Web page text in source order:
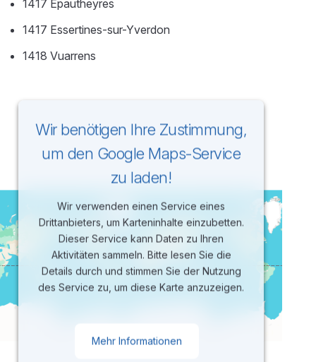
1417 Epautheyres
1417 Essertines-sur-Yverdon
1418 Vuarrens
Wir benötigen Ihre Zustimmung,
um den Google Maps-Service
zu laden!
Wir verwenden einen Service eines
Drittanbieters, um Karteninhalte einzubetten.
Dieser Service kann Daten zu Ihren
Aktivitäten sammeln. Bitte lesen Sie die
Details durch und stimmen Sie der Nutzung
des Service zu, um diese Karte anzuzeigen.
Mehr Informationen